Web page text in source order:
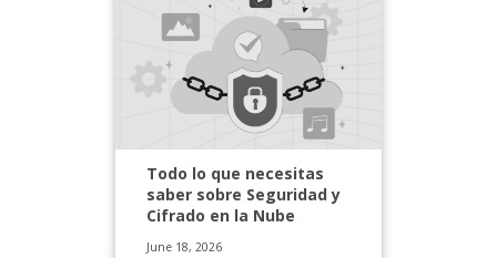
Todo lo que necesitas
saber sobre Seguridad y
Cifrado en la Nube
June 18, 2026